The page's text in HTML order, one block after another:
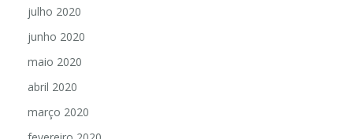
julho 2020
junho 2020
maio 2020
abril 2020
março 2020